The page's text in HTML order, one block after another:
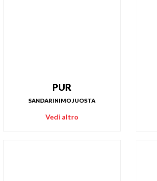
PUR
SANDARINIMO JUOSTA
Vedi altro